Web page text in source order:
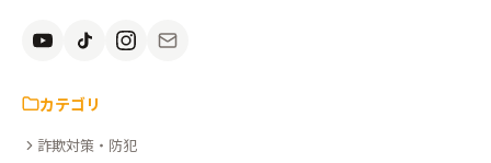
全
知
る。
こ
カテゴリ
詐欺対策・防犯